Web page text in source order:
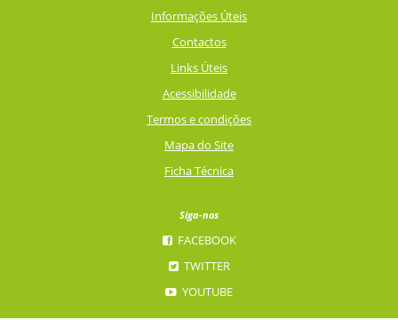
Informações Úteis
Contactos
Links Úteis
Acessibilidade
Termos e condições
Mapa do Site
Ficha Técnica
Siga-nos
FACEBOOK
TWITTER
YOUTUBE